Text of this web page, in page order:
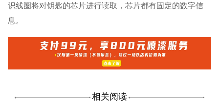
识线圈将对钥匙的芯片进行读取，芯片都有固定的数字信
息。
相关阅读